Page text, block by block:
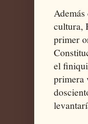
cultura,
primer
el
primera